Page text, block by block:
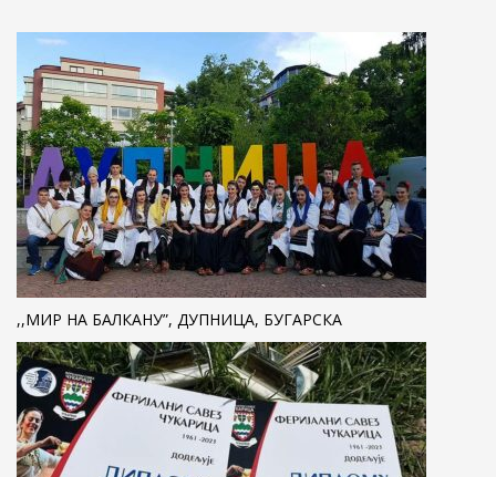
,,МИР НА БАЛКАНУ”, ДУПНИЦА, БУГАРСКА